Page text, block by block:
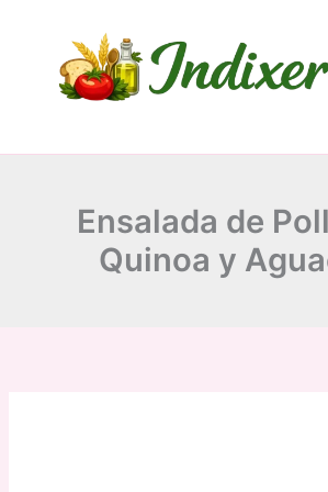
Ensalada de
Quinoa y